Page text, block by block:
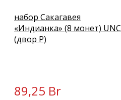
набор Сакагавея
«Индианка» (8 монет) UNC
(двор P)
89,25 Br